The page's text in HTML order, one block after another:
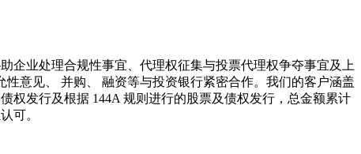
企业处理合规性事宜、代理权征集与投票代理权争夺事宜及上
意见、 并购、 融资等与投资银行紧密合作。我们的客户涵盖
权发行及根据 144A 规则进行的股票及债权发行，总金额累计
可。